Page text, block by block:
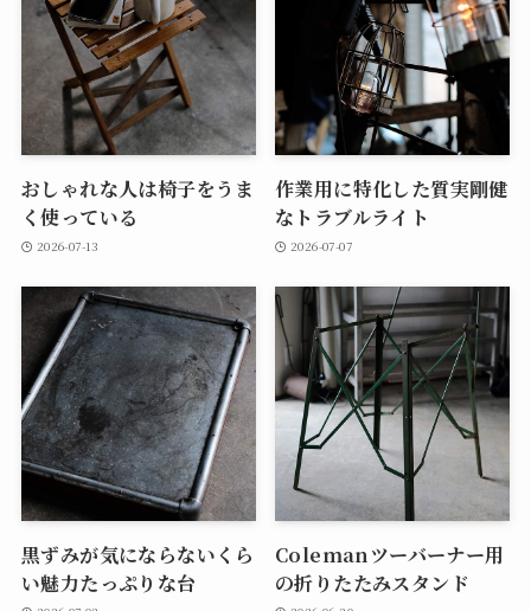
おしゃれな人は椅子をうま
く使っている
2026-07-13
作業用に特化した質実剛健
なトラブルライト
2026-07-07
黒ずみが気にならないくら
い魅力たっぷりな台
Colemanツーバーナー用
の折りたたみスタンド